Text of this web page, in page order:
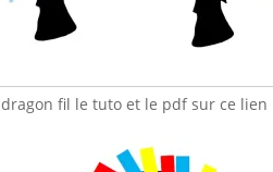
dragon fil le tuto et le pdf sur ce lien